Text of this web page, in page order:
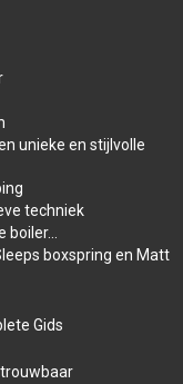
unieke en stijlvolle
techniek
boiler…
boxspring en Matt
Gids